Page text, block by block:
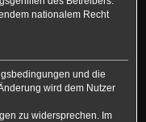
nationalem Recht
und die
wird dem Nutzer
zu widersprechen. Im